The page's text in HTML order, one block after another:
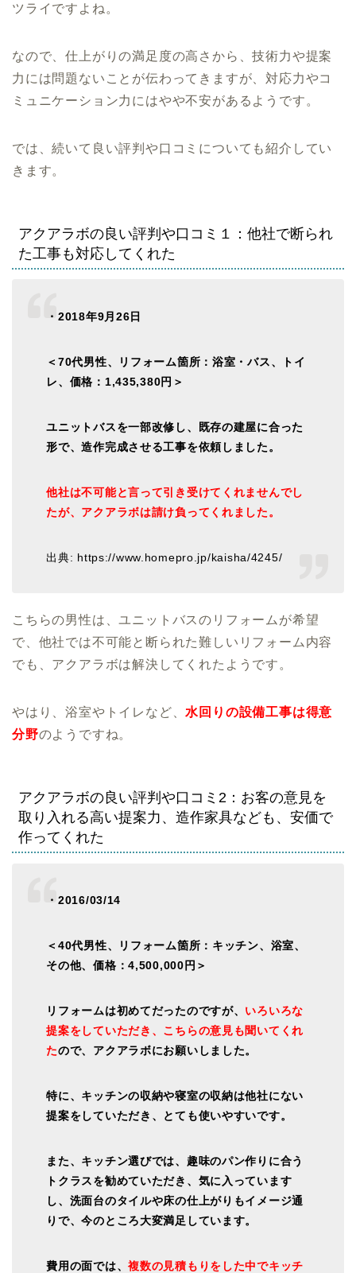
ツライですよね。
なので、仕上がりの満足度の高さから、技術力や提案
力には問題ないことが伝わってきますが、対応力やコ
ミュニケーション力にはやや不安があるようです。
では、続いて良い評判や口コミについても紹介してい
きます。
アクアラボの良い評判や口コミ１：他社で断られ
た工事も対応してくれた
・2018年9月26日
＜70代男性、リフォーム箇所：浴室・バス、トイ
レ、価格：1,435,380円＞
ユニットバスを一部改修し、既存の建屋に合った
形で、造作完成させる工事を依頼しました。
他社は不可能と言って引き受けてくれませんでし
たが、アクアラボは請け負ってくれました。
出典: https://www.homepro.jp/kaisha/4245/
こちらの男性は、ユニットバスのリフォームが希望
で、他社では不可能と断られた難しいリフォーム内容
でも、アクアラボは解決してくれたようです。
やはり、浴室やトイレなど、 水回りの設備工事は得意
分野のようですね。
アクアラボの良い評判や口コミ2：お客の意見を
取り入れる高い提案力、造作家具なども、安価で
作ってくれた
・2016/03/14
＜40代男性、リフォーム箇所：キッチン、浴室、
その他、価格：4,500,000円＞
リフォームは初めてだったのですが、 いろいろな
提案をしていただき、こちらの意見も聞いてくれ
たので、アクアラボにお願いしました。
特に、キッチンの収納や寝室の収納は他社にない
提案をしていただき、とても使いやすいです。
また、キッチン選びでは、趣味のパン作りに合う
トクラスを勧めていただき、気に入っています
し、洗面台のタイルや床の仕上がりもイメージ通
りで、今のところ大変満足しています。
費用の面では、複数の見積もりをした中でキッチ